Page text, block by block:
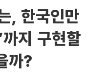
, 한국인만
까지 구현할
까?